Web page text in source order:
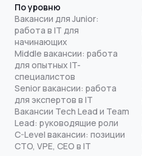
По уровню
Вакансии для Junior:
работа в IT для
начинающих
Middle вакансии: работа
для опытных IT-
специалистов
Senior вакансии: работа
для экспертов в IT
Вакансии Tech Lead и Team
Lead: руководящие роли
C-Level вакансии: позиции
CTO, VPE, CEO в IT